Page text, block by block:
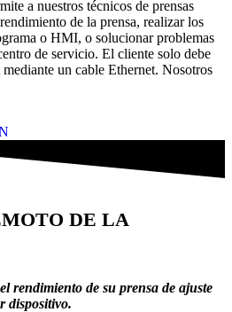
a nuestros técnicos de prensas
de la prensa, realizar los
o HMI, o solucionar problemas
de servicio. El cliente solo debe
un cable Ethernet. Nosotros
DE LA
rendimiento de su prensa de ajuste
dispositivo.